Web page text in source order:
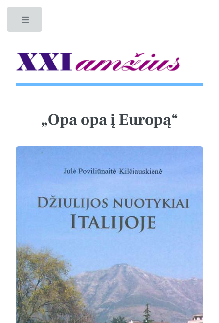
„Opa opa į Europą“